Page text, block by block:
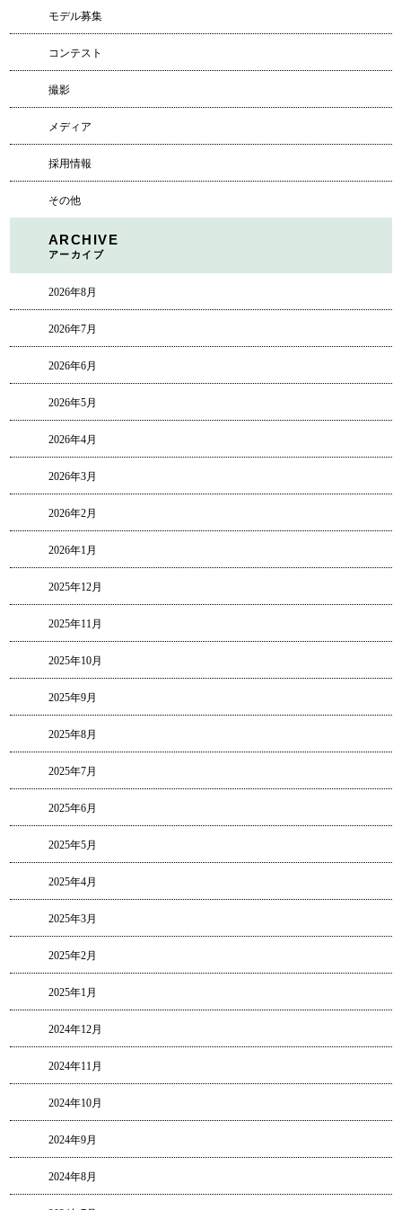
モデル募集
コンテスト
撮影
メディア
採用情報
その他
ARCHIVE
アーカイブ
2026年8月
2026年7月
2026年6月
2026年5月
2026年4月
2026年3月
2026年2月
2026年1月
2025年12月
2025年11月
2025年10月
2025年9月
2025年8月
2025年7月
2025年6月
2025年5月
2025年4月
2025年3月
2025年2月
2025年1月
2024年12月
2024年11月
2024年10月
2024年9月
2024年8月